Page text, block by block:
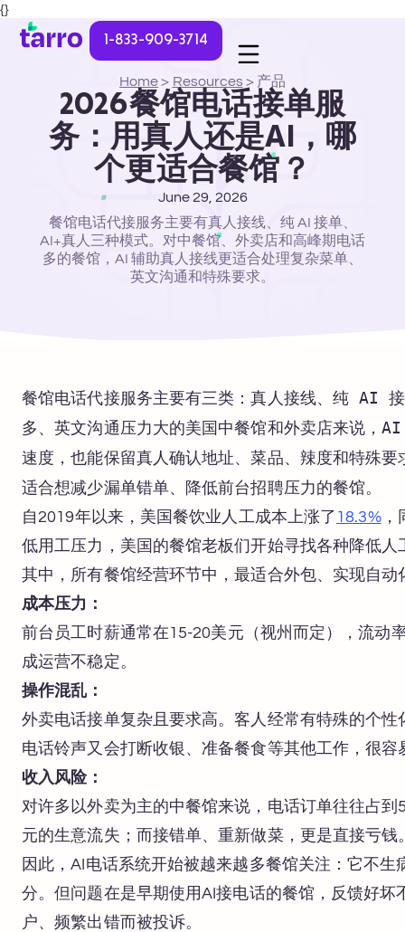
{}
1-833-909-3714
Home > Resources > 产品
2026餐馆电话接单服
务：用真人还是AI，哪
个更适合餐馆？
June 29, 2026
餐馆电话代接服务主要有真人接线、纯 AI 接单、
AI+真人三种模式。对中餐馆、外卖店和高峰期电话
多的餐馆，AI 辅助真人接线更适合处理复杂菜单、
英文沟通和特殊要求。
餐馆电话代接服务主要有三类：真人接线、纯 AI
多、英文沟通压力大的美国中餐馆和外卖店来说，
速度，也能保留真人确认地址、菜品、辣度和特殊
适合想减少漏单错单、降低前台招聘压力的餐馆。
自2019年以来，美国餐饮业人工成本上涨了 18.3%，
低用工压力，美国的餐馆老板们开始寻找各种降低人
其中，所有餐馆经营环节中，最适合外包、实现自
成本压力：
前台员工时薪通常在15-20美元（视州而定），流动
成运营不稳定。
操作混乱：
外卖电话接单复杂且要求高。客人经常有特殊的个
电话铃声又会打断收银、准备餐食等其他工作，很容
收入风险：
对许多以外卖为主的中餐馆来说，电话订单往往占
元的生意流失；而接错单、重新做菜，更是直接亏钱
因此，AI电话系统开始被越来越多餐馆关注：它不
分。但问题在是早期使用AI接电话的餐馆，反馈好
户、频繁出错而被投诉。